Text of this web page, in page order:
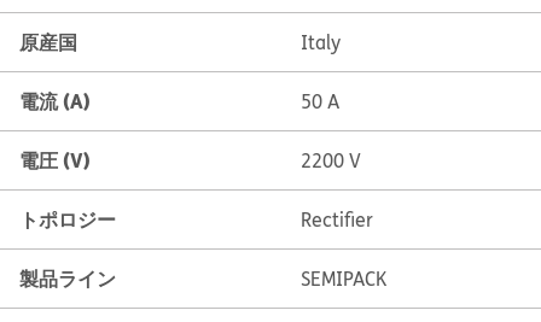
原産国 Italy
電流 (A) 50 A
電圧 (V) 2200 V
トポロジー Rectifier
製品ライン SEMIPACK